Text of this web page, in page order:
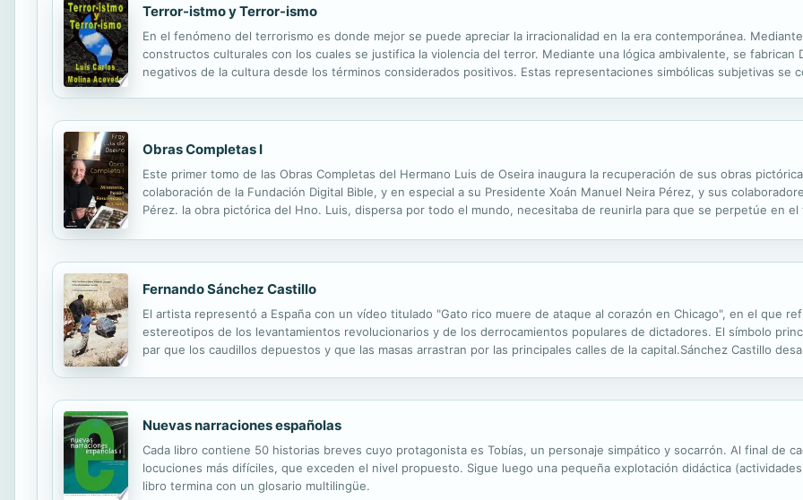
Terror-istmo y Terror-ismo
En el fenómeno del terrorismo es donde mejor se puede apreciar la irracionalidad en la era contemporánea.
constructos culturales con los cuales se justifica la violencia del terror. Mediante una lógica ambivalente, se fabrican
negativos de la cultura desde los términos considerados positivos. Estas representaciones simbólicas subjetivas se
Obras Completas I
Este primer tomo de las Obras Completas del Hermano Luis de Oseira inaugura la recuperación de sus obras
colaboración de la Fundación Digital Bible, y en especial a su Presidente Xoán Manuel Neira Pérez, y sus
Pérez. la obra pictórica del Hno. Luis, dispersa por todo el mundo, necesitaba de reunirla para que se perpetúe en
Fernando Sánchez Castillo
El artista representó a España con un vídeo titulado "Gato rico muere de ataque al corazón en Chicago", en el que
estereotipos de los levantamientos revolucionarios y de los derrocamientos populares de dictadores. El símbolo
par que los caudillos depuestos y que las masas arrastran por las principales calles de la capital.Sánchez Castillo
Nuevas narraciones españolas
Cada libro contiene 50 historias breves cuyo protagonista es Tobías, un personaje simpático y socarrón. Al final de
locuciones más difíciles, que exceden el nivel propuesto. Sigue luego una pequeña explotación didáctica
libro termina con un glosario multilingüe.